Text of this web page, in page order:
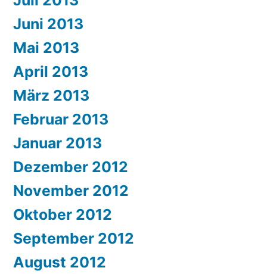
Juni 2013
Mai 2013
April 2013
März 2013
Februar 2013
Januar 2013
Dezember 2012
November 2012
Oktober 2012
September 2012
August 2012